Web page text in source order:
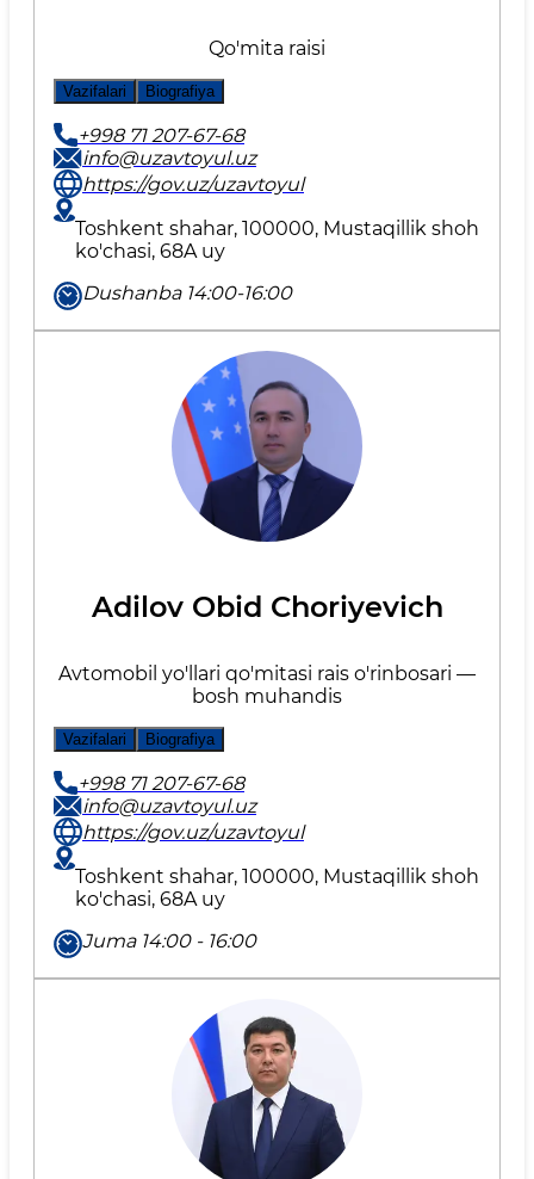
Qo'mita raisi
Vazifalari Biografiya
+998 71 207-67-68
info@uzavtoyul.uz
https://gov.uz/uzavtoyul
Toshkent shahar, 100000, Mustaqillik shoh
ko'chasi, 68A uy
Dushanba 14:00-16:00
Adilov Obid Choriyevich
Avtomobil yo'llari qo'mitasi rais o'rinbosari —
bosh muhandis
Vazifalari Biografiya
+998 71 207-67-68
info@uzavtoyul.uz
https://gov.uz/uzavtoyul
Toshkent shahar, 100000, Mustaqillik shoh
ko'chasi, 68A uy
Juma 14:00 - 16:00